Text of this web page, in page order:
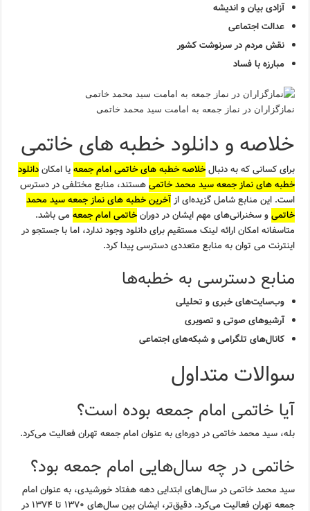
آزادی بیان و اندیشه
عدالت اجتماعی
نقش مردم در سرنوشت کشور
مبارزه با فساد
نمازگزاران در نماز جمعه به امامت سید محمد خاتمی
خلاصه و دانلود خطبه های خاتمی
برای کسانی که به دنبالخلاصه خطبه های خاتمی امام جمعهیا امکاندانلود
خطبه های نماز جمعه سید محمد خاتمیهستند، منابع مختلفی در دسترس
است. این منابع شامل گزیده‌ای ازآخرین خطبه های نماز جمعه سید محمد
خاتمیو سخنرانی‌های مهم ایشان در دورانخاتمی امام جمعه می باشد.
متاسفانه امکان ارائه لینک مستقیم برای دانلود وجود ندارد، اما با جستجو در
اینترنت می توان به منابع متعددی دسترسی پیدا کرد.
منابع دسترسی به خطبه‌ها
وب‌سایت‌های خبری و تحلیلی
آرشیوهای صوتی و تصویری
کانال‌های تلگرامی و شبکه‌های اجتماعی
سوالات متداول
آیا خاتمی امام جمعه بوده است؟
بله، سید محمد خاتمی در دوره‌ای به عنوان امام جمعه تهران فعالیت می‌کرد.
خاتمی در چه سال‌هایی امام جمعه بود؟
سید محمد خاتمی در سال‌های ابتدایی دهه هفتاد خورشیدی، به عنوان امام
جمعه تهران فعالیت می‌کرد. دقیق‌تر، ایشان بین سال‌های ۱۳۷۰ تا ۱۳۷۴ در